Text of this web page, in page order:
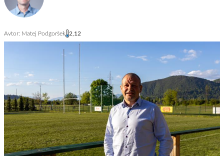
Avtor: Matej Podgoršek 2,12